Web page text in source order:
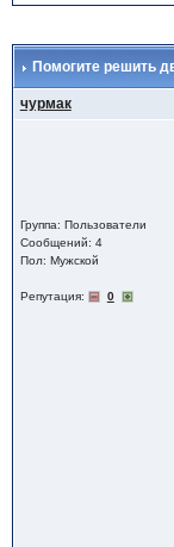
Помогите решить
чурмак
Группа: Пользователи
Сообщений: 4
Пол: Мужской
Репутация: 0